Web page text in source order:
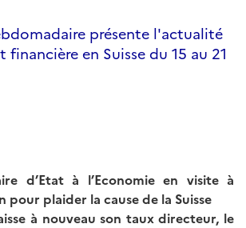
présente l'actualité
en Suisse du 15 au 21
d’Etat à l’Economie en visite à
pour plaider la cause de la Suisse
à nouveau son taux directeur, le